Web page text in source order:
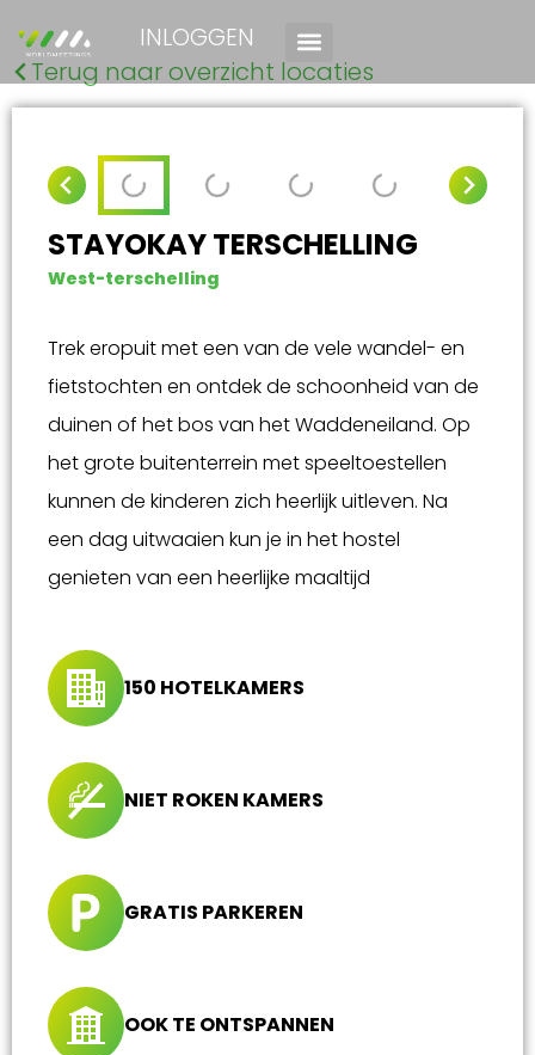
INLOGGEN
Terug naar overzicht locaties
STAYOKAY TERSCHELLING
West-terschelling
Trek eropuit met een van de vele wandel- en
fietstochten en ontdek de schoonheid van de
duinen of het bos van het Waddeneiland. Op
het grote buitenterrein met speeltoestellen
kunnen de kinderen zich heerlijk uitleven. Na
een dag uitwaaien kun je in het hostel
genieten van een heerlijke maaltijd
150 HOTELKAMERS
NIET ROKEN KAMERS
GRATIS PARKEREN
OOK TE ONTSPANNEN